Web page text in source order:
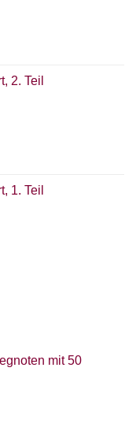
2. Teil
1. Teil
mit 50